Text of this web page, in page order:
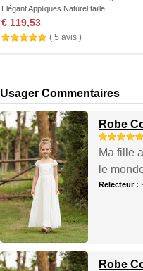
Elégant Appliques Naturel taille
€ 119,53
( 5 avis )
Usager Commentaires
Robe
Ma fille
le
Relecteur :
Robe